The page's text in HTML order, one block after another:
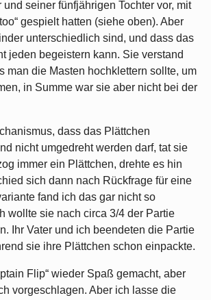
seiner fünfjährigen Tochter vor, mit
gespielt hatten (siehe oben). Aber
unterschiedlich sind, und dass das
jeden begeistern kann. Sie verstand
man die Masten hochklettern sollte, um
in Summe war sie aber nicht bei der
dass das Plättchen
nicht umgedreht werden darf, tat sie
immer ein Plättchen, drehte es hin
sich dann nach Rückfrage für eine
fand ich das gar nicht so
wollte sie nach circa 3/4 der Partie
Ihr Vater und ich beendeten die Partie
sie ihre Plättchen schon einpackte.
Flip“ wieder Spaß gemacht, aber
vorgeschlagen. Aber ich lasse die